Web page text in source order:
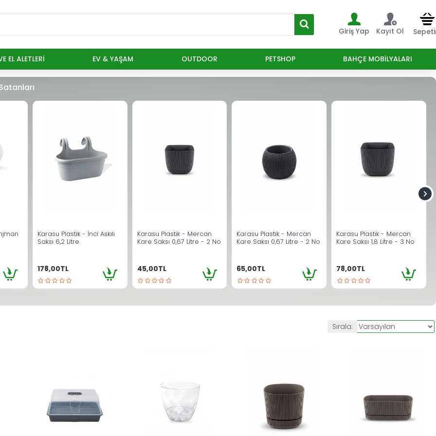
Giriş Yap Kayıt Ol
EL ALETLERI EV & YAŞAM OUTDOOR PETSHOP BAHÇE MOBILYALARI
Karasu Plastik - İnci Askılı
Saksı 6,2 Litre
178,00TL
Karasu Plastik - Mercan
Kare Saksı 0,67 Litre - 2 No
45,00TL
Karasu Plastik - Mercan
Kare Saksı 0,67 Litre - 2 No
65,00TL
Karasu Plastik - Mercan
Kare Saksı 1,8 Litre - 3 No
78,00TL
Sırala: